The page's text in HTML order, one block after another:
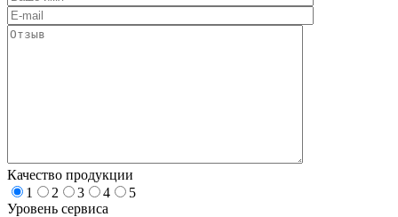
Качество продукции
1
2 3 4
5
Уровень сервиса